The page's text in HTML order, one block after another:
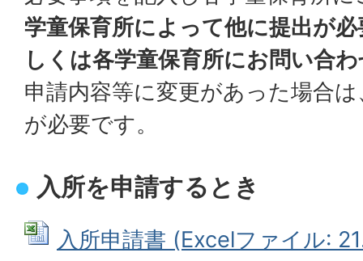
学童保育所によって他に提出が
しくは各学童保育所にお問い合
申請内容等に変更があった場合
が必要です。
入所を申請するとき
入所申請書 (Excelファイル: